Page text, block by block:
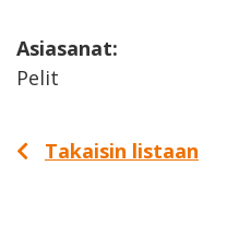
Asiasanat:
Pelit
Takaisin listaan